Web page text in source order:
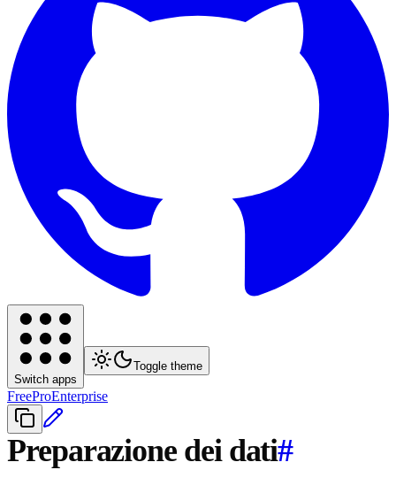
Switch apps
Toggle theme
FreeProEnterprise
Preparazione dei dati#